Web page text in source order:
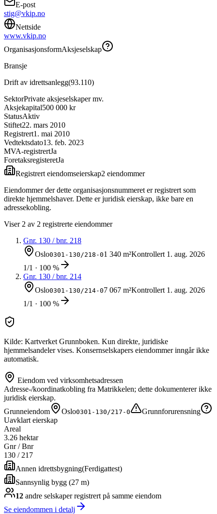
E-post
stig@vkip.no
Nettside
www.vkip.no
OrganisasjonsformAksjeselskap
Bransje
Drift av idrettsanlegg(93.110)
SektorPrivate aksjeselskaper mv.
Aksjekapital500 000 kr
StatusAktiv
Stiftet22. mars 2010
Registrert1. mai 2010
Vedtektsdato13. feb. 2023
MVA-registrertJa
ForetaksregisteretJa
Registrert eiendomseierskap2 eiendommer
Eiendommer der dette organisasjonsnummeret er registrert som
direkte hjemmelshaver. Dette er juridisk eierskap, ikke bare en
adressekobling.
Viser2 av 2 registrerte eiendommer
Gnr. 130 / bnr. 218
Oslo0301-130/218-01 340 m²Kontrollert 1. aug. 2026
1/1 · 100 %
Gnr. 130 / bnr. 214
Oslo0301-130/214-07 067 m²Kontrollert 1. aug. 2026
1/1 · 100 %
Kilde: Kartverket Grunnboken. Kun direkte, juridiske
hjemmelsandeler vises. Konsernselskapers eiendommer inngår ikke
automatisk.
Eiendom ved virksomhetsadressen
Adresse-/koordinatkobling fra Matrikkelen; dette dokumenterer ikke
juridisk eierskap.
Grunneiendom
Oslo0301-130/217-0
Grunnforurensning
Uavklart eierskap
Areal
3.26 hektar
Gnr / Bnr
130 /217
Annen idrettsbygning(Ferdigattest)
Sannsynlig bygg (27 m)
12 andre selskaperregistrert på samme eiendom
Se eiendommen i detalj